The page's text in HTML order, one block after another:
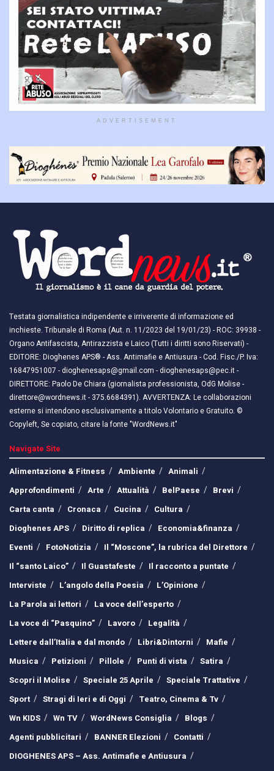
ADVERTISEMENT
Testata giornalistica indipendente e irriverente di informazione ed
inchieste. Tribunale di Roma (Aut. n. 11/2023 del 19/01/23) - ROC: 39938 -
Organo Antifascista, Antirazzista e Laico (Tutti i diritti sono Riservati) -
EDITORE: Dioghenes APS® - Ass. Antimafie e Antiusura - Cod. Fisc./P. Iva:
16847951007 - dioghenesaps@gmail.com - dioghenesaps@pec.it - ​​
DIRETTORE: Paolo De Chiara (giornalista professionista, OdG Molise -
direttore@wordnews.it - ​​375.6684391). AVVERTENZA: Le collaborazioni
esterne si intendono esclusivamente a titolo Volontario e Gratuito. ©
Copyleft, Se copiato, citare la fonte "WordNews.it"
Navigate Site
Alimentazione & Fitness
Ambiente
Animali
Approfondimenti
Arte Attualità BelPaese
Brevi
Carta canta
Cronaca Cucina
Cultura
Dioghenes APS
Diritto di replica
Economia&finanza
Eventi
FotoNotizia
Il “Moscone”, la rubrica del Direttore
Il “santo Laico”
Il Guastafeste
Il racconto a puntate
Interviste
L’angolo della Poesia
L’Opinione
La Parola ai lettori
La voce dell’esperto
La voce di “Pasquino”
Lavoro
Legalità
Lettere dall’Italia e dal mondo
Libri&Dintorni
Mafie
Musica
Petizioni Pillole Punti di vista
Satira
Scopri il Molise
Speciale 25 Aprile
Speciale Trattative
Sport
Stragi di Ieri e di Oggi
Teatro, Cinema & Tv
Wn KIDS
Wn TV WordNews Consiglia
Blogs
Agenti pubblicitari
BANNER Elezioni
Contatti
DIOGHENES APS – Ass. Antimafie e Antiusura